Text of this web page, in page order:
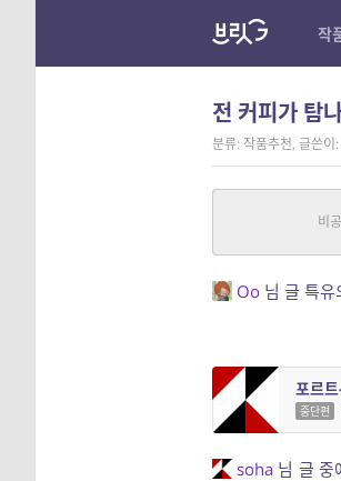
작
전 커피가 탐
분류: 작품추천, 글쓴
무너
Oo 님 글 특
포르
중단편
soha 님 글 중